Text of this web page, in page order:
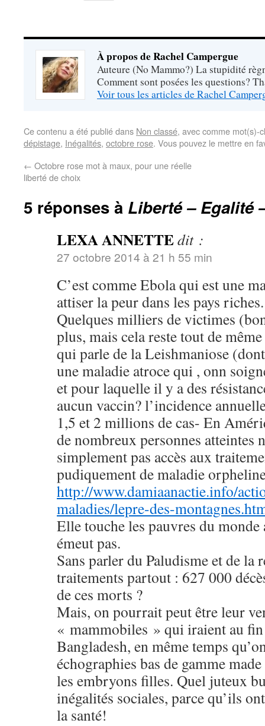
À propos de Rachel Campergue
Auteure (No Mammo?) La stupidité
Comment sont posées les questions?
Voir tous les articles de Rachel
Ce contenu a été publié dans Non classé, avec comme mot(s)-
dépistage, Inégalités, octobre rose. Vous pouvez le mettre en
← Octobre rose mot à maux, pour une réelle
liberté de choix
5 réponses à Liberté – Egalité
LEXA ANNETTEdit :
27 octobre 2014 à 21 h 55 min
C’est comme Ebola qui est une
attiser la peur dans les pays riches.
Quelques milliers de victimes
plus, mais cela reste tout de
qui parle de la Leishmaniose
une maladie atroce qui , onn
et pour laquelle il y a des
aucun vaccin? l’incidence
1,5 et 2 millions de cas- En
de nombreux personnes atteintes
simplement pas accès aux
pudiquement de maladie
http://www.damiaanactie.info/
maladies/lepre-des-
Elle touche les pauvres du monde
émeut pas.
Sans parler du Paludisme et de la
traitements partout : 627 000
de ces morts ?
Mais, on pourrait peut être leur
« mammobiles » qui iraient au
Bangladesh, en même temps
échographies bas de gamme
les embryons filles. Quel juteux
inégalités sociales, parce qu’ils
la santé!